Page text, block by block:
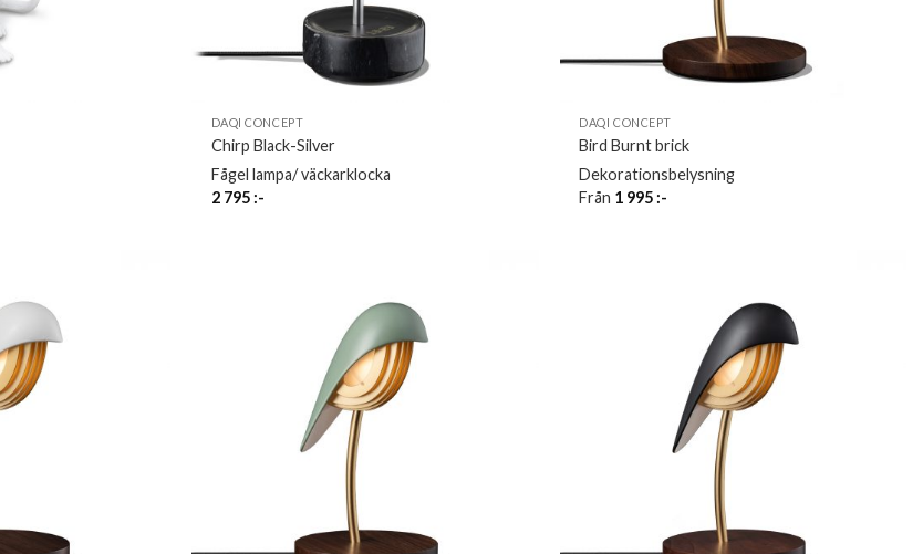
DAQI CONCEPT
Chirp Black-Silver
Fågel lampa/ väckarklocka
2 795 :-
DAQI CONCEPT
Bird Burnt brick
Dekorationsbelysning
Från 1 995 :-